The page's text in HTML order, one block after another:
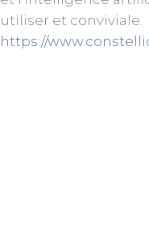
utiliser et conviviale.
https://